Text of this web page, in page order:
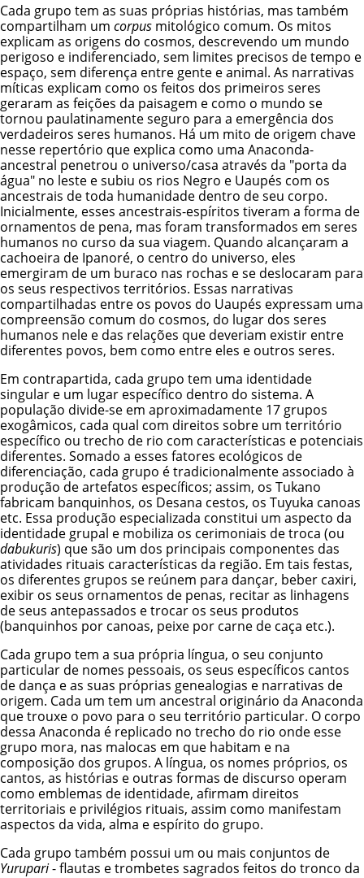
Cada grupo tem as suas próprias histórias, mas também
compartilham um corpus mitológico comum. Os mitos
explicam as origens do cosmos, descrevendo um mundo
perigoso e indiferenciado, sem limites precisos de tempo e
espaço, sem diferença entre gente e animal. As narrativas
míticas explicam como os feitos dos primeiros seres
geraram as feições da paisagem e como o mundo se
tornou paulatinamente seguro para a emergência dos
verdadeiros seres humanos. Há um mito de origem chave
nesse repertório que explica como uma Anaconda-
ancestral penetrou o universo/casa através da "porta da
água" no leste e subiu os rios Negro e Uaupés com os
ancestrais de toda humanidade dentro de seu corpo.
Inicialmente, esses ancestrais-espíritos tiveram a forma de
ornamentos de pena, mas foram transformados em seres
humanos no curso da sua viagem. Quando alcançaram a
cachoeira de Ipanoré, o centro do universo, eles
emergiram de um buraco nas rochas e se deslocaram para
os seus respectivos territórios. Essas narrativas
compartilhadas entre os povos do Uaupés expressam uma
compreensão comum do cosmos, do lugar dos seres
humanos nele e das relações que deveriam existir entre
diferentes povos, bem como entre eles e outros seres.
Em contrapartida, cada grupo tem uma identidade
singular e um lugar específico dentro do sistema. A
população divide-se em aproximadamente 17 grupos
exogâmicos, cada qual com direitos sobre um território
específico ou trecho de rio com características e potenciais
diferentes. Somado a esses fatores ecológicos de
diferenciação, cada grupo é tradicionalmente associado à
produção de artefatos específicos; assim, os Tukano
fabricam banquinhos, os Desana cestos, os Tuyuka canoas
etc. Essa produção especializada constitui um aspecto da
identidade grupal e mobiliza os cerimoniais de troca (ou
dabukuris) que são um dos principais componentes das
atividades rituais características da região. Em tais festas,
os diferentes grupos se reúnem para dançar, beber caxiri,
exibir os seus ornamentos de penas, recitar as linhagens
de seus antepassados e trocar os seus produtos
(banquinhos por canoas, peixe por carne de caça etc.).
Cada grupo tem a sua própria língua, o seu conjunto
particular de nomes pessoais, os seus específicos cantos
de dança e as suas próprias genealogias e narrativas de
origem. Cada um tem um ancestral originário da Anaconda
que trouxe o povo para o seu território particular. O corpo
dessa Anaconda é replicado no trecho do rio onde esse
grupo mora, nas malocas em que habitam e na
composição dos grupos. A língua, os nomes próprios, os
cantos, as histórias e outras formas de discurso operam
como emblemas de identidade, afirmam direitos
territoriais e privilégios rituais, assim como manifestam
aspectos da vida, alma e espírito do grupo.
Cada grupo também possui um ou mais conjuntos de
Yurupari- flautas e trombetes sagrados feitos do tronco da